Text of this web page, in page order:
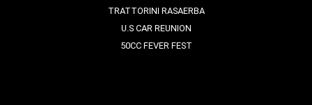
TRATTORINI RASAERBA
U.S CAR REUNION
50CC FEVER FEST